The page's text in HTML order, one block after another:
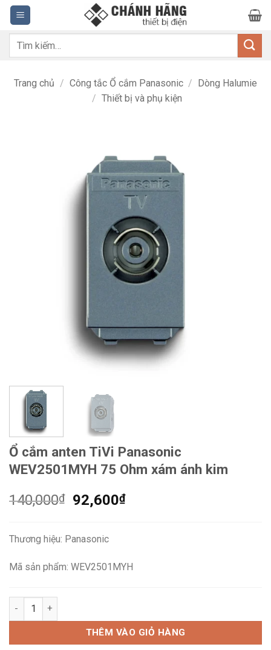
Bỏ
qua
nội
dung
Tìm
Trang chủ / Công tắc Ổ cắm Panasonic / Dòng Halumie
/ Thiết bị và phụ kiện
Ổ cắm anten TiVi Panasonic
WEV2501MYH 75 Ohm xám ánh kim
140,000₫
Giá
140,000₫.
92,600₫Giá
Thương hiệu: Panasonic
Mã sản phẩm: WEV2501MYH
Ổ cắm anten TiVi Panasonic WEV2501MYH 75 Ohm xám ánh
THÊM VÀO GIỎ HÀNG